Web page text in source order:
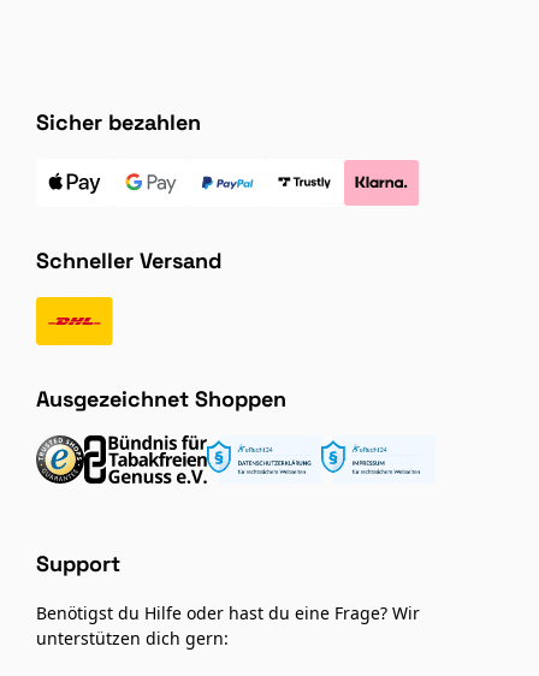
Sicher bezahlen
Schneller Versand
Ausgezeichnet Shoppen
Support
Benötigst du Hilfe oder hast du eine Frage? Wir
unterstützen dich gern: